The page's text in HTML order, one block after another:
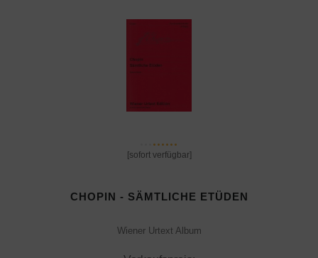
[sofort verfügbar]
CHOPIN - SÄMTLICHE ETÜDEN
Wiener Urtext Album